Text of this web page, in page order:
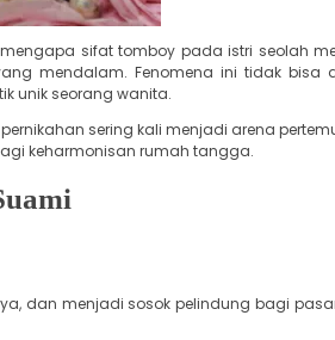
sifat tomboy pada istri seolah
mendalam. Fenomena ini tidak bisa
unik seorang wanita.
sering kali menjadi arena
keharmonisan rumah tangga.
dan menjadi sosok pelindung bagi